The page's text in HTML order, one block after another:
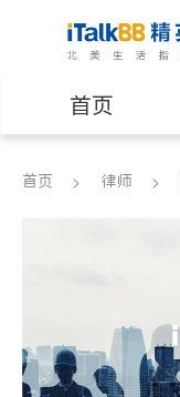
首页
医生
养老
首页 律师